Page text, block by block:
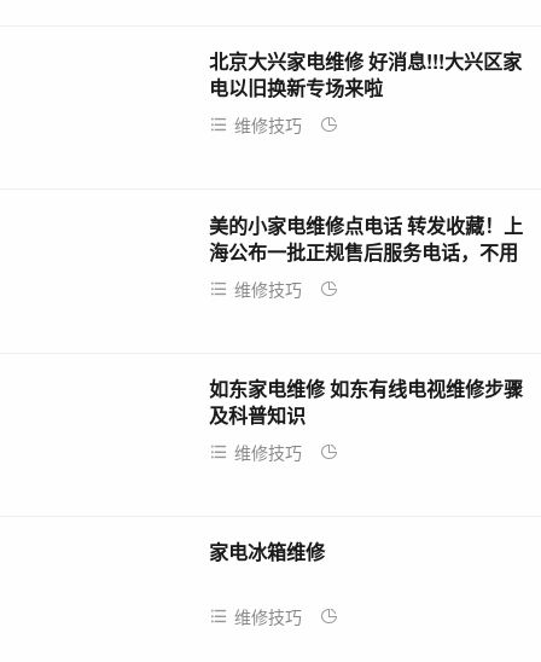
北京大兴家电维修 好消息!!!大兴区家
电以旧换新专场来啦
维修技巧
美的小家电维修点电话 转发收藏！上
海公布一批正规售后服务电话，不用
担心“李鬼”啦！
维修技巧
如东家电维修 如东有线电视维修步骤
及科普知识
维修技巧
家电冰箱维修
维修技巧